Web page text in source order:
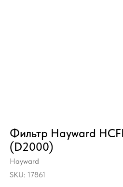
Фильтр Hayward
(D2000)
Hayward
SKU: 17861